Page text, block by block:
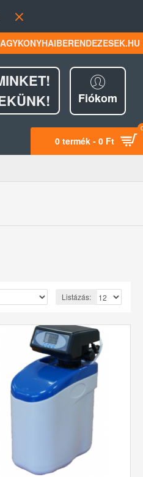
Fiókom
0 termék - 0 Ft
Listázás: